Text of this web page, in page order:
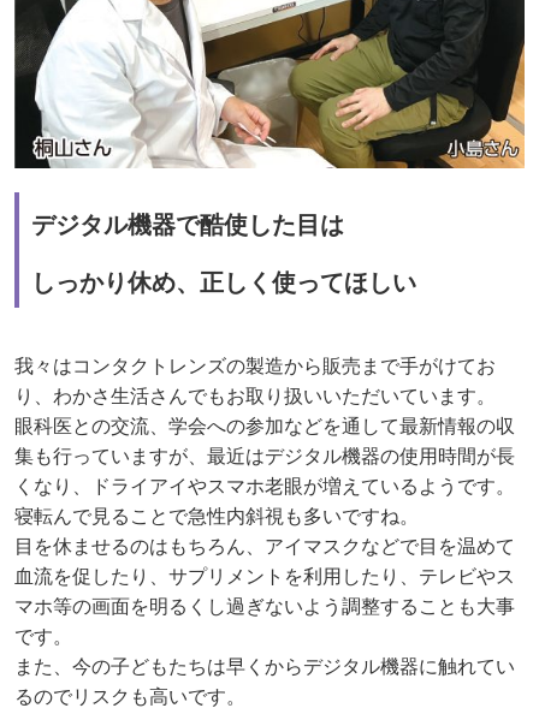
デジタル機器で酷使した目は
しっかり休め、正しく使ってほしい
我々はコンタクトレンズの製造から販売まで手がけてお
り、わかさ生活さんでもお取り扱いいただいています。
眼科医との交流、学会への参加などを通して最新情報の収
集も行っていますが、最近はデジタル機器の使用時間が長
くなり、ドライアイやスマホ老眼が増えているようです。
寝転んで見ることで急性内斜視も多いですね。
目を休ませるのはもちろん、アイマスクなどで目を温めて
血流を促したり、サプリメントを利用したり、テレビやス
マホ等の画面を明るくし過ぎないよう調整することも大事
です。
また、今の子どもたちは早くからデジタル機器に触れてい
るのでリスクも高いです。